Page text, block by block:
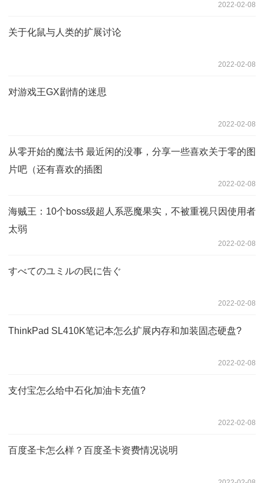
2022-02-08
关于化鼠与人类的扩展讨论
2022-02-08
对游戏王GX剧情的迷思
2022-02-08
从零开始的魔法书 最近闲的没事，分享一些喜欢关于零的图
片吧（还有喜欢的插图
2022-02-08
海贼王：10个boss级超人系恶魔果实，不被重视只因使用者
太弱
2022-02-08
すべてのユミルの民に告ぐ
2022-02-08
ThinkPad SL410K笔记本怎么扩展内存和加装固态硬盘?
2022-02-08
支付宝怎么给中石化加油卡充值?
2022-02-08
百度圣卡怎么样？百度圣卡资费情况说明